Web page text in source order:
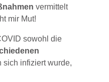
vermittelt
mir Mut!
sowohl die
sich infiziert wurde,